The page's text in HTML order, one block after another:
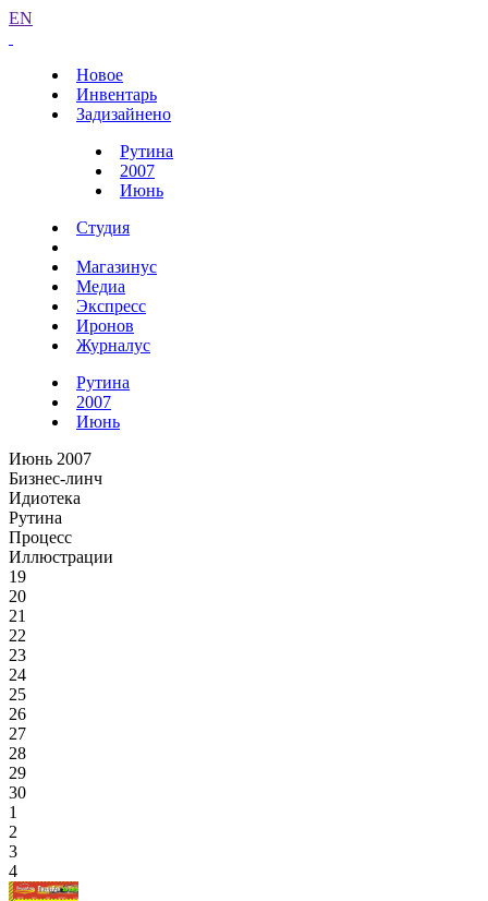
EN
Новое
Инвентарь
Задизайнено
Рутина
2007
Июнь
Студия
Магазинус
Медиа
Экспресс
Иронов
Журналус
Рутина
2007
Июнь
Июнь 2007
Бизнес-линч
Идиотека
Рутина
Процесс
Иллюстрации
19
20
21
22
23
24
25
26
27
28
29
30
1
2
3
4